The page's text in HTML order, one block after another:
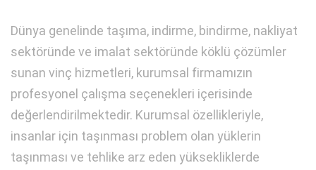
Dünya genelinde taşıma, indirme, bindirme, nakliyat
sektöründe ve imalat sektöründe köklü çözümler
sunan vinç hizmetleri, kurumsal firmamızın
profesyonel çalışma seçenekleri içerisinde
değerlendirilmektedir. Kurumsal özellikleriyle,
insanlar için taşınması problem olan yüklerin
taşınması ve tehlike arz eden yüksekliklerde